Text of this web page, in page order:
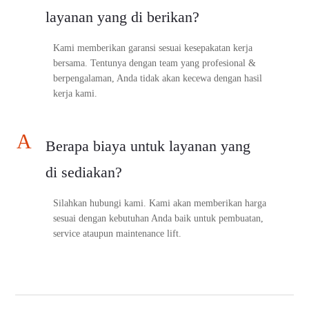
layanan yang di berikan?
Kami memberikan garansi sesuai kesepakatan kerja
bersama. Tentunya dengan team yang profesional &
berpengalaman, Anda tidak akan kecewa dengan hasil
kerja kami.
A
Berapa biaya untuk layanan yang
di sediakan?
Silahkan hubungi kami. Kami akan memberikan harga
sesuai dengan kebutuhan Anda baik untuk pembuatan,
service ataupun maintenance lift.